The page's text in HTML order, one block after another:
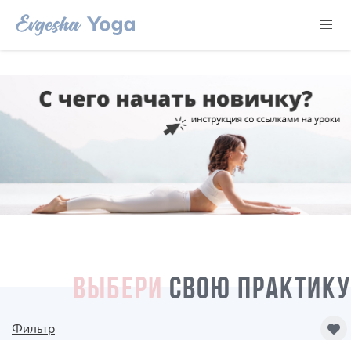
ВЫБЕРИ СВОЮ ПРАКТИКУ
Фильтр